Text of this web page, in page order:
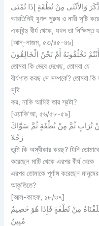
ﻭَﺍﻷﻧْﺜَﻰ ﻣِﻦْ ﻧُﻄْﻔَﺔٍ ﺇِﺫَﺍ ﺗُﻤْﻨَﻰ
আরতিনিই যুগল পুরুষ ও নারী সৃষ্টি
একবিন্দু বীর্য থেকে, যখন তা নিক্ষিপ্ত
[আন্-নাজম, ৫৩/৪৫-৪৬]
ﺗَﺨْﻠُﻘُﻮﻧَﻪُ ﺃَﻡْ ﻧَﺤْﻦُ ﺍﻟْﺨَﺎﻟِﻘُﻮﻥَ
তোমরা কি ভেবে দেখেছ, তোমরা যে
বীর্যপাত করছ সে সম্পর্কে? তোমরা কি
সৃষ্টি
কর, নাকি আমিই তার স্রষ্টা?
[ওয়াকি’আ, ৫৬/৫৮-৫৯]
ﺗُﺮَﺍﺏٍ ﺛُﻢَّ ﻣِﻦْ ﻧُﻄْﻔَﺔٍ ﺛُﻢَّ ﺳَﻮَّﺍﻙَ
ﺭَﺟُﻼ
তুমি কি অস্বীকার করছ? যিনি
করেছেন মাটি থেকে এরপর বীর্য থেকে
এরপর তোমাকে পূর্ণাঙ্গ করেছেন মানুষের
আকৃতিতে?
[আল-কাহফ, ১৮/৩৭]
ﻣِﻦْ ﻧُﻄْﻔَﺔٍ ﻓَﺈِﺫَﺍ ﻫُﻮَ ﺧَﺼِﻴﻢٌ
ﻣُﺒِﻴﻦٌ